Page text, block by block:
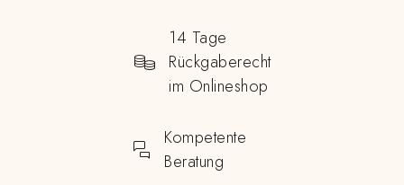
14 Tage
Rückgaberecht
im Onlineshop
Kompetente
Beratung